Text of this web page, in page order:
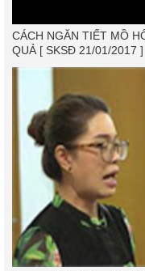
CÁCH NGĂN TIẾT MỒ
QUẢ [ SKSĐ 21/01/2017 ]